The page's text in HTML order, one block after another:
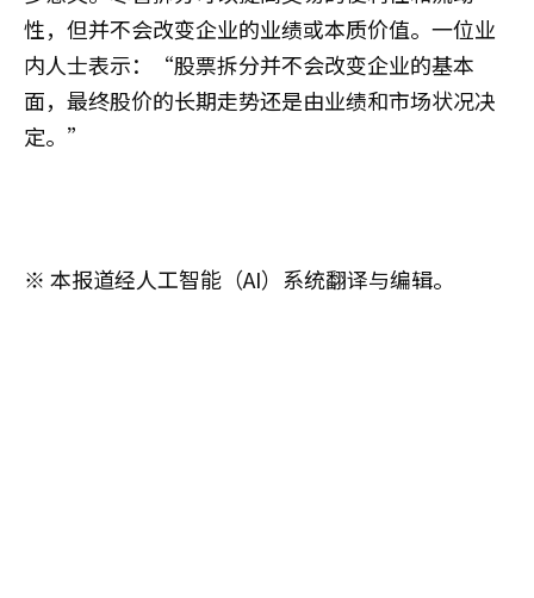
性，但并不会改变企业的业绩或本质价值。一位业
内人士表示：“股票拆分并不会改变企业的基本
面，最终股价的长期走势还是由业绩和市场状况决
定。”
※ 本报道经人工智能（AI）系统翻译与编辑。